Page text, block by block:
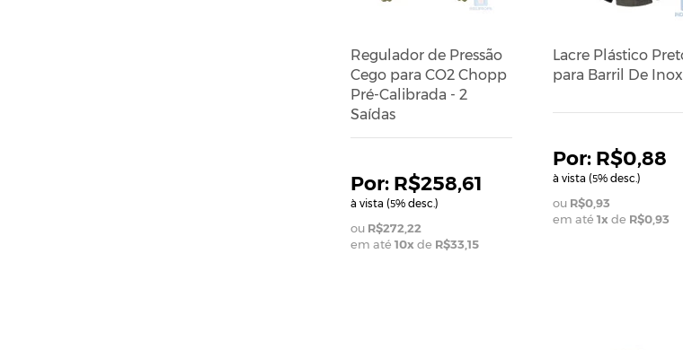
Regulador de Pressão
Cego para CO2 Chopp
Pré-Calibrada - 2
Saídas
R$258,61
à vista (5% desc.)
R$272,22
em até 10xde R$33,15
Lacre Plástico
para Barril De Inox
R$0,88
à vista (5% desc.)
R$0,93
em até 1xde R$0,93